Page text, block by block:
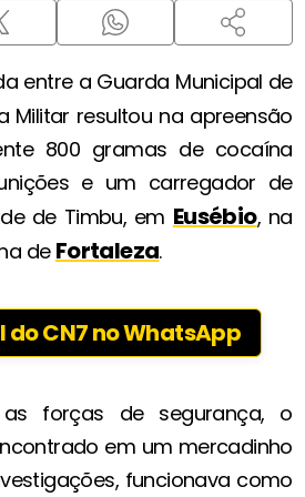
entre a Guarda Municipal de
Militar resultou na apreensão
800 gramas de cocaína
e um carregador de
de Timbu, em Eusébio, na
de Fortaleza.
do CN7 no WhatsApp
forças de segurança, o
em um mercadinho
funcionava como